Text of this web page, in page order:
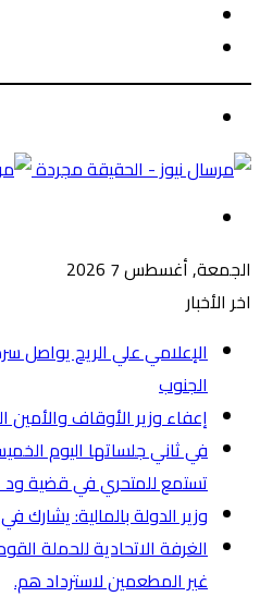
عن
الجمعة, أغسطس 7 2026
اخر الأخبار
الإعلامي علي الريح يواصل
الجنوب
إعفاء وزير الأوقاف
في ثاني جلساتها اليوم
تستمع للمتحري في قضية ود
وزير الدولة بالمالية: يشارك
الغرفة الاتحادية للحملة
غير المطعمين لاسترداد هم.